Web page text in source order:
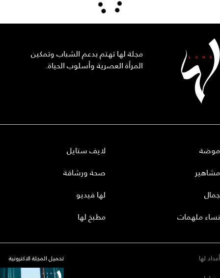
مجلة لها تهتم بدعم الشباب وتمكين
المرأة العصرية وأسلوب الحياة.
موضة
مشاهير
جمال
نساء ملهمات
لايف ستايل
صحة ورشاقة
لها فيديو
مطبخ لها
أعداد لها
تحميل المجلة الاكترونية